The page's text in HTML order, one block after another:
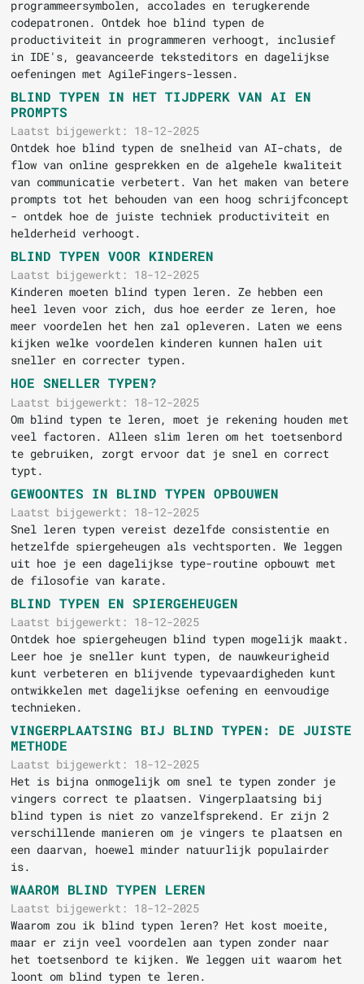
programmeersymbolen, accolades en terugkerende
codepatronen. Ontdek hoe blind typen de
productiviteit in programmeren verhoogt, inclusief
in IDE's, geavanceerde teksteditors en dagelijkse
oefeningen met AgileFingers-lessen.
BLIND TYPEN IN HET TIJDPERK VAN AI EN
PROMPTS
Laatst bijgewerkt: 18-12-2025
Ontdek hoe blind typen de snelheid van AI-chats, de
flow van online gesprekken en de algehele kwaliteit
van communicatie verbetert. Van het maken van betere
prompts tot het behouden van een hoog schrijfconcept
- ontdek hoe de juiste techniek productiviteit en
helderheid verhoogt.
BLIND TYPEN VOOR KINDEREN
Laatst bijgewerkt: 18-12-2025
Kinderen moeten blind typen leren. Ze hebben een
heel leven voor zich, dus hoe eerder ze leren, hoe
meer voordelen het hen zal opleveren. Laten we eens
kijken welke voordelen kinderen kunnen halen uit
sneller en correcter typen.
HOE SNELLER TYPEN?
Laatst bijgewerkt: 18-12-2025
Om blind typen te leren, moet je rekening houden met
veel factoren. Alleen slim leren om het toetsenbord
te gebruiken, zorgt ervoor dat je snel en correct
typt.
GEWOONTES IN BLIND TYPEN OPBOUWEN
Laatst bijgewerkt: 18-12-2025
Snel leren typen vereist dezelfde consistentie en
hetzelfde spiergeheugen als vechtsporten. We leggen
uit hoe je een dagelijkse type-routine opbouwt met
de filosofie van karate.
BLIND TYPEN EN SPIERGEHEUGEN
Laatst bijgewerkt: 18-12-2025
Ontdek hoe spiergeheugen blind typen mogelijk maakt.
Leer hoe je sneller kunt typen, de nauwkeurigheid
kunt verbeteren en blijvende typevaardigheden kunt
ontwikkelen met dagelijkse oefening en eenvoudige
technieken.
VINGERPLAATSING BIJ BLIND TYPEN: DE JUISTE
METHODE
Laatst bijgewerkt: 18-12-2025
Het is bijna onmogelijk om snel te typen zonder je
vingers correct te plaatsen. Vingerplaatsing bij
blind typen is niet zo vanzelfsprekend. Er zijn 2
verschillende manieren om je vingers te plaatsen en
een daarvan, hoewel minder natuurlijk populairder
is.
WAAROM BLIND TYPEN LEREN
Laatst bijgewerkt: 18-12-2025
Waarom zou ik blind typen leren? Het kost moeite,
maar er zijn veel voordelen aan typen zonder naar
het toetsenbord te kijken. We leggen uit waarom het
loont om blind typen te leren.